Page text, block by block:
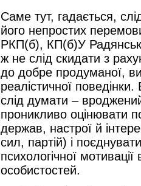
Саме тут, гадається,
його непростих
РКП(б), КП(б)У
ж не слід скидати з
до добре продуманої,
реалістичної поведінки.
слід думати –
проникливо оцінювати
держав, настрої й
сил, партій) і
психологічної
особистостей.